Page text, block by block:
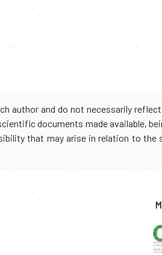
author and do not necessarily
documents made available,
that may arise in relation to the